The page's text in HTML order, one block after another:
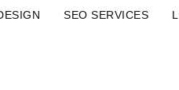
SEO SERVICES